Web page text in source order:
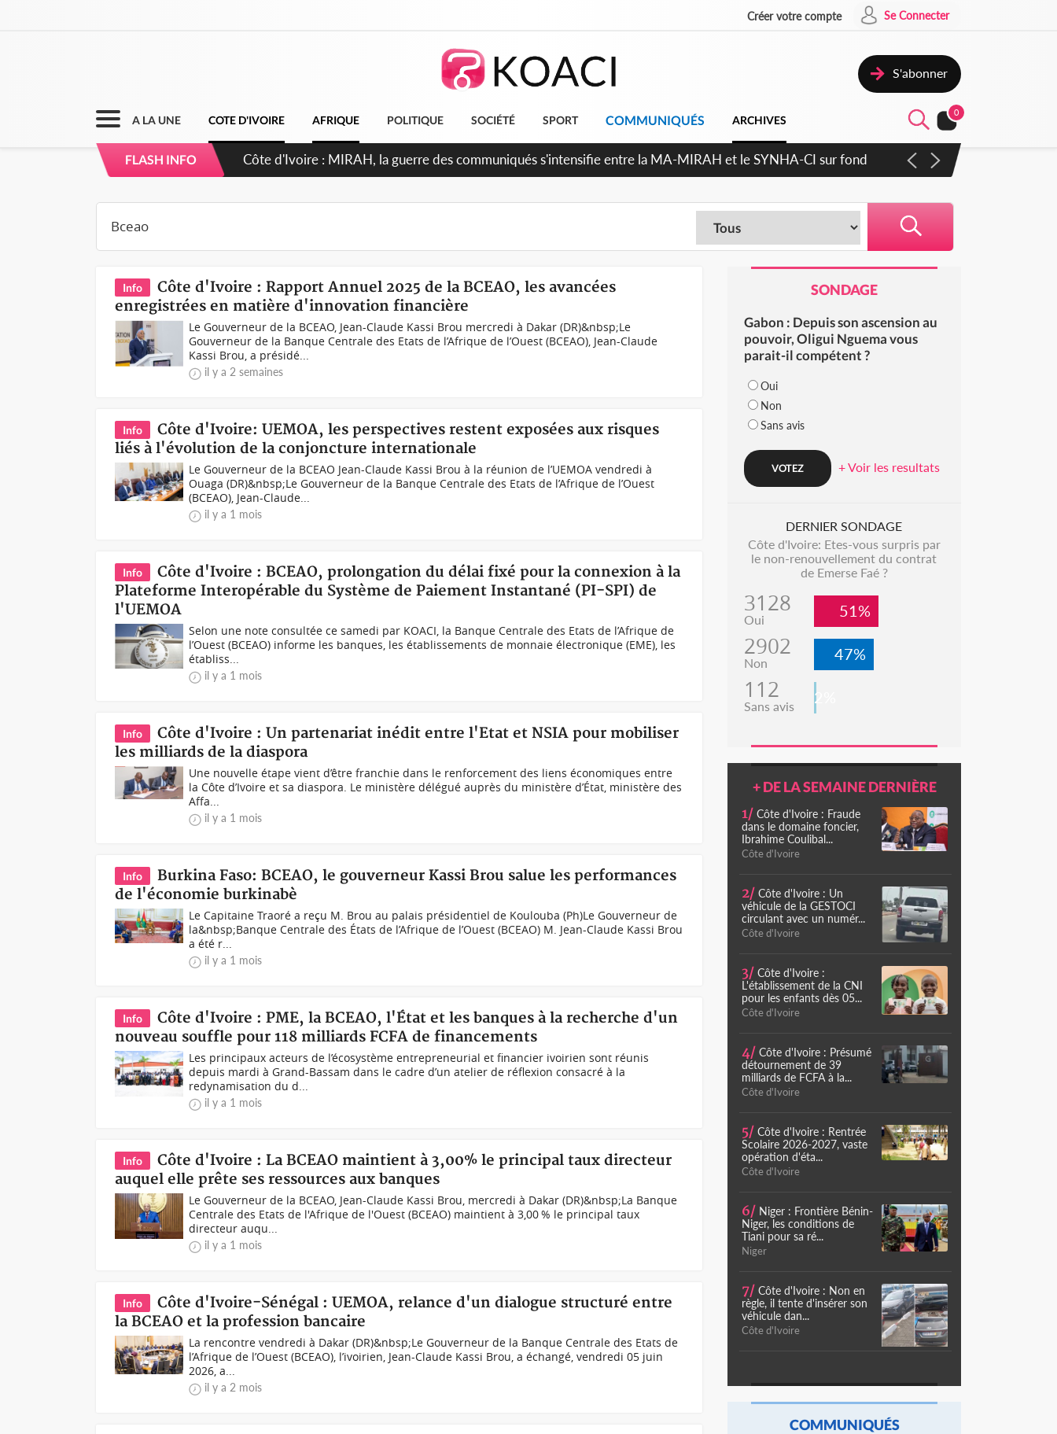
Créer votre compte Se Connecter
S'abonner
A LA UNE COTE D'IVOIRE AFRIQUE POLITIQUE SOCIÉTÉ SPORT COMMUNIQUÉS ARCHIVES
0
FLASH INFO Côte d'Ivoire : Indépendance 2026, Thiam plaide pour un environnement démocratique plus apaisé
Info
Côte d'Ivoire : Rapport Annuel 2025 de la BCEAO, les avancées
enregistrées en matière d'innovation financière
Le Gouverneur de la BCEAO, Jean-Claude Kassi Brou mercredi à Dakar (DR)&nbsp;Le
Gouverneur de la Banque Centrale des Etats de l’Afrique de l’Ouest (BCEAO), Jean-Claude
Kassi Brou, a présidé...
il y a 2 semaines
Info
Côte d'Ivoire: UEMOA, les perspectives restent exposées aux risques
liés à l'évolution de la conjoncture internationale
Le Gouverneur de la BCEAO Jean-Claude Kassi Brou à la réunion de l’UEMOA vendredi à
Ouaga (DR)&nbsp;Le Gouverneur de la Banque Centrale des Etats de l’Afrique de l’Ouest
(BCEAO), Jean-Claude...
il y a 1 mois
Info
Côte d'Ivoire : BCEAO, prolongation du délai fixé pour la connexion à la
Plateforme Interopérable du Système de Paiement Instantané (PI-SPI) de
l'UEMOA
Selon une note consultée ce samedi par KOACI, la Banque Centrale des Etats de l’Afrique de
l’Ouest (BCEAO) informe les banques, les établissements de monnaie électronique (EME), les
établiss...
il y a 1 mois
Info
Côte d'Ivoire : Un partenariat inédit entre l'Etat et NSIA pour mobiliser
les milliards de la diaspora
Une nouvelle étape vient d’être franchie dans le renforcement des liens économiques entre
la Côte d’Ivoire et sa diaspora. Le ministère délégué auprès du ministère d’État, ministère des
Affa...
il y a 1 mois
Info
Burkina Faso: BCEAO, le gouverneur Kassi Brou salue les performances
de l'économie burkinabè
Le Capitaine Traoré a reçu M. Brou au palais présidentiel de Koulouba (Ph)Le Gouverneur de
la&nbsp;Banque Centrale des États de l’Afrique de l’Ouest (BCEAO) M. Jean-Claude Kassi Brou
a été r...
il y a 1 mois
Info
Côte d'Ivoire : PME, la BCEAO, l'État et les banques à la recherche d'un
nouveau souffle pour 118 milliards FCFA de financements
Les principaux acteurs de l’écosystème entrepreneurial et financier ivoirien sont réunis
depuis mardi à Grand-Bassam dans le cadre d’un atelier de réflexion consacré à la
redynamisation du d...
il y a 1 mois
Info
Côte d'Ivoire : La BCEAO maintient à 3,00% le principal taux directeur
auquel elle prête ses ressources aux banques
Le Gouverneur de la BCEAO, Jean-Claude Kassi Brou, mercredi à Dakar (DR)&nbsp;La Banque
Centrale des Etats de l'Afrique de l'Ouest (BCEAO) maintient à 3,00 % le principal taux
directeur auqu...
il y a 1 mois
Info
Côte d'Ivoire-Sénégal : UEMOA, relance d'un dialogue structuré entre
la BCEAO et la profession bancaire
La rencontre vendredi à Dakar (DR)&nbsp;Le Gouverneur de la Banque Centrale des Etats de
l’Afrique de l’Ouest (BCEAO), l’ivoirien, Jean-Claude Kassi Brou, a échangé, vendredi 05 juin
2026, a...
il y a 2 mois
SONDAGE
Gabon : Depuis son ascension au
pouvoir, Oligui Nguema vous
parait-il compétent ?
Oui
Non
Sans avis
+ Voir les resultats
DERNIER SONDAGE
Côte d'Ivoire: Etes-vous surpris par
le non-renouvellement du contrat
de Emerse Faé ?
3128
Oui 51%
2902
Non 47%
112
Sans avis 2%
+ DE LA SEMAINE DERNIÈRE
1/ Côte d'Ivoire : Fraude
dans le domaine foncier,
Ibrahime Coulibal...
Côte d'Ivoire
2/ Côte d'Ivoire : Un
véhicule de la GESTOCI
circulant avec un numér...
Côte d'Ivoire
3/ Côte d'Ivoire :
L'établissement de la CNI
pour les enfants dès 05...
Côte d'Ivoire
4/ Côte d'Ivoire : Présumé
détournement de 39
milliards de FCFA à la...
Côte d'Ivoire
5/ Côte d'Ivoire : Rentrée
Scolaire 2026-2027, vaste
opération d'éta...
Côte d'Ivoire
6/ Niger : Frontière Bénin-
Niger, les conditions de
Tiani pour sa ré...
Niger
7/ Côte d'Ivoire : Non en
règle, il tente d'insérer son
véhicule dan...
Côte d'Ivoire
COMMUNIQUÉS